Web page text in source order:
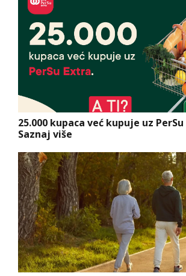
25.000 kupaca već kupuje uz
Saznaj više